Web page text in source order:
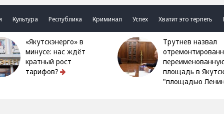
Культура Республика Криминал Успех Хватит это терпеть
«Якутскэнерго» в
минусе: нас ждёт
кратный рост
тарифов?
Трутнев назвал
площадь в
"площадью